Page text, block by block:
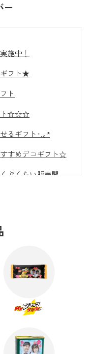
ー
施中！
ギフト★
ト
ト☆☆☆
るギフト･.｡*
すめデコギフト☆
ぷくたい販売開
朗報です！
すめギフト
ルギフト！
い出に残る夏ギフ
！